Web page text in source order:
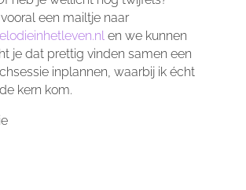
een mailtje naar
en we kunnen
je dat prettig vinden samen een
inplannen, waarbij ik écht
kern kom.